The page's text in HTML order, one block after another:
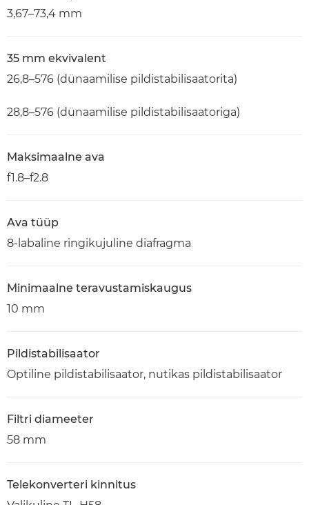
3,67–73,4 mm
35 mm ekvivalent
26,8–576 (dünaamilise pildistabilisaatorita)
28,8–576 (dünaamilise pildistabilisaatoriga)
Maksimaalne ava
f1.8–f2.8
Ava tüüp
8-labaline ringikujuline diafragma
Minimaalne teravustamiskaugus
10 mm
Pildistabilisaator
Optiline pildistabilisaator, nutikas pildistabilisaator
Filtri diameeter
58 mm
Telekonverteri kinnitus